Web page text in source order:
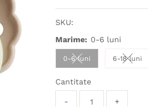
obișnuit
SKU:
Marime: 0-6 luni
0-6 luniVariant sold out or
6-18 luni
Cantitate
- +